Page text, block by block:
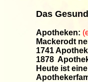
Das
Apotheken:
Mackerodt
1741
1878
Heute ist